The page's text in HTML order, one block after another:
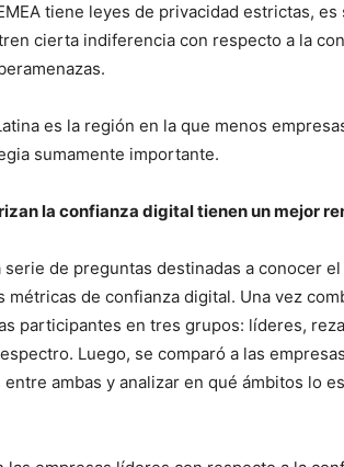
tiene leyes de privacidad estrictas,
cierta indiferencia con respecto a la
es la región en la que menos
sumamente importante.
la confianza digital tienen un mejor
serie de preguntas destinadas a conocer
métricas de confianza digital. Una vez
participantes en tres grupos: líderes,
Luego, se comparó a las
ambas y analizar en qué ámbitos lo